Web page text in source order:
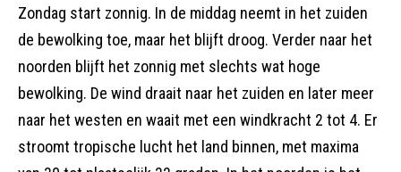
Zondag start zonnig. In de middag neemt in het zuiden
de bewolking toe, maar het blijft droog. Verder naar het
noorden blijft het zonnig met slechts wat hoge
bewolking. De wind draait naar het zuiden en later meer
naar het westen en waait met een windkracht 2 tot 4. Er
stroomt tropische lucht het land binnen, met maxima